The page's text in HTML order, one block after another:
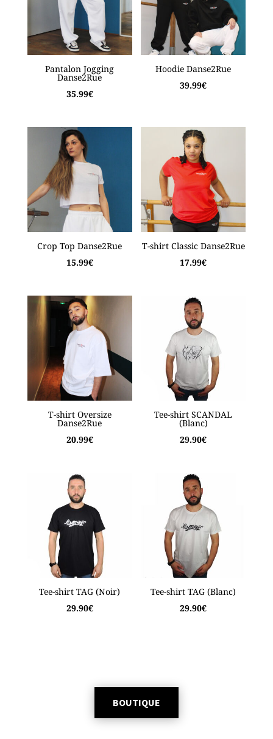
Pantalon Jogging
Danse2Rue
35.99€
Hoodie Danse2Rue
39.99€
Crop Top Danse2Rue
15.99€
T-shirt Classic Danse2Rue
17.99€
T-shirt Oversize
Danse2Rue
20.99€
Tee-shirt SCANDAL
(Blanc)
29.90€
Tee-shirt TAG (Noir)
29.90€
Tee-shirt TAG (Blanc)
29.90€
BOUTIQUE